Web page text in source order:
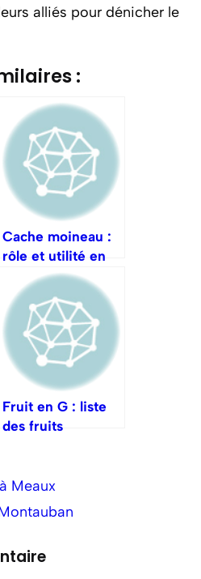
alliés pour dénicher le
:
Cache moineau :
rôle et utilité en
toiture
Fruit en G : liste
des fruits
Meaux